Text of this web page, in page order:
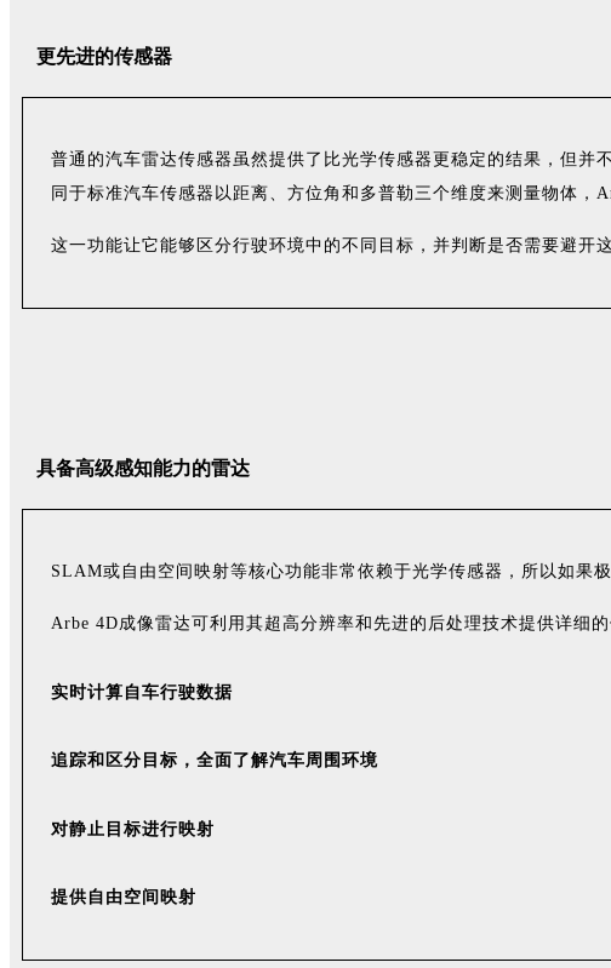
更先进的传感器
普通的汽车雷达传感器虽然提供了比光学传感器更稳定的结果，但并
同于标准汽车传感器以距离、方位角和多普勒三个维度来测量物体， A
这一功能让它能够区分行驶环境中的不同目标，并判断是否需要避开
具备高级感知能力的雷达
SLAM或自由空间映射等核心功能非常依赖于光学传感器，所以如果
Arbe 4D成像雷达可利用其超高分辨率和先进的后处理技术提供详细
实时计算自车行驶数据
追踪和区分目标，全面了解汽车周围环境
对静止目标进行映射
提供自由空间映射